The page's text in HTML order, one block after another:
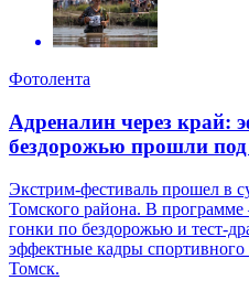
Фотолента
Адреналин через край:
бездорожью прошли
Экстрим-фестиваль прошел в
Томского района. В программе
гонки по бездорожью и тест-
эффектные кадры
Томск.